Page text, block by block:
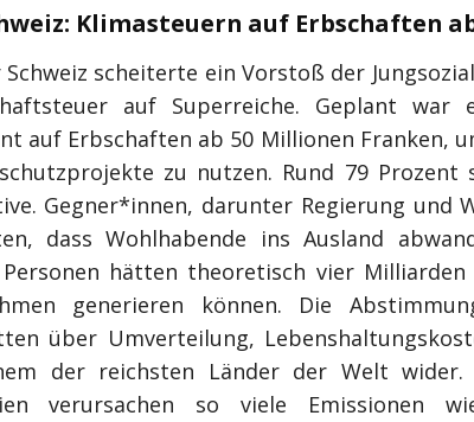
Klimasteuern auf Erbschaften
Schweiz scheiterte ein Vorstoß der
auf Superreiche. Geplant war
auf Erbschaften ab 50 Millionen Franken,
zu nutzen. Rund 79
Gegner*innen, darunter Regierung und
dass Wohlhabende ins Ausland
Personen hätten theoretisch vier Milliarden
generieren können. Die
über Umverteilung,
der reichsten Länder der Welt wider.
verursachen so viele Emissionen